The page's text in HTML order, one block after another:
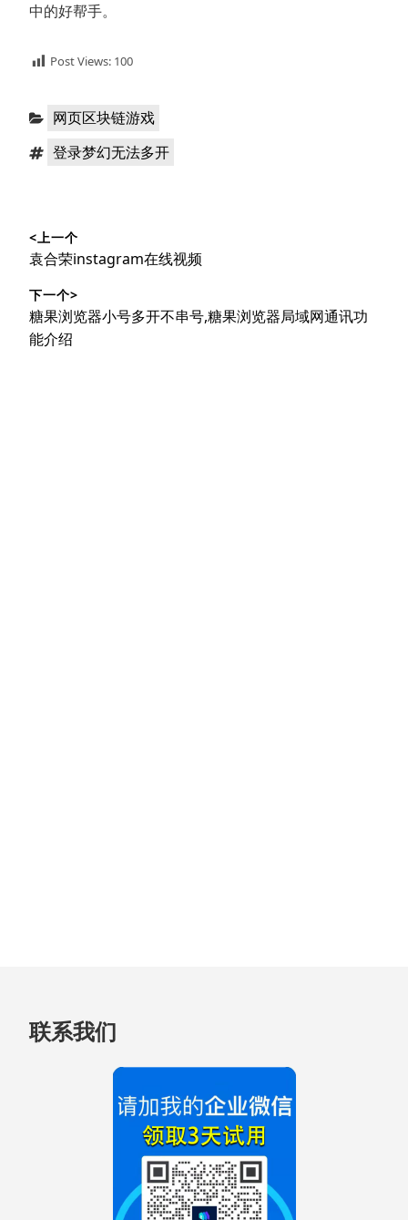
中的好帮手。
Post Views: 100
分
网页区块链游戏
标 登录梦幻无法多开
章
导
航
<上一个
上
文
章：
袁合荣instagram在线视频
下一个>
下
篇
糖果浏览器小号多开不串号,糖果浏览器局域网通讯功
能介绍
至
联系我们